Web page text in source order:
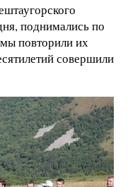
поднимались по
повторили их
совершили